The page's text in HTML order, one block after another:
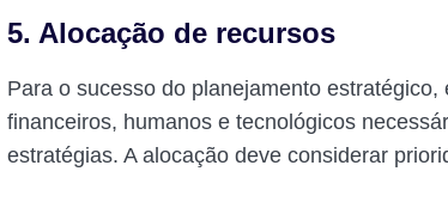
5. Alocação de recursos
Para o sucesso do planejamento
financeiros, humanos e tecnológicos
estratégias. A alocação deve considerar